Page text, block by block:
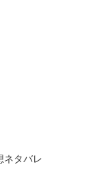
ネタバレ